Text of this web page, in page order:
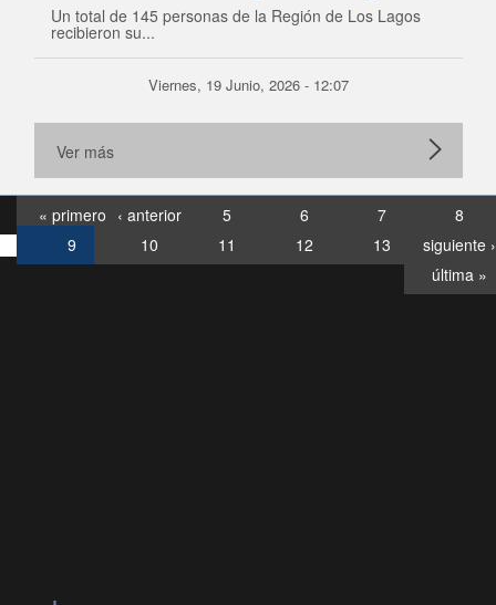
Un total de 145 personas de la Región de Los Lagos
recibieron su...
Viernes, 19 Junio, 2026 - 12:07
Ver más
« primero ‹ anterior 5 6 7
8
9
10 11 12 13
siguiente ›
última »